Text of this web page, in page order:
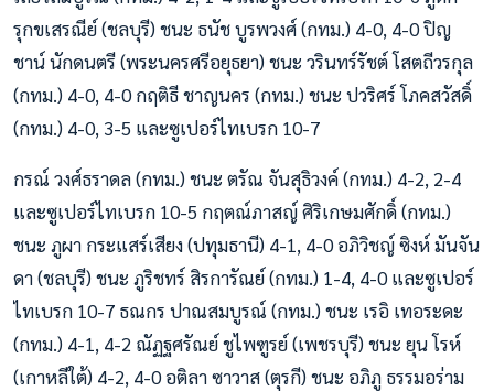
รุกขเสรณีย์ (ชลบุรี) ชนะ ธนัช บูรพวงศ์ (กทม.) 4-0, 4-0 ปิญ
ชาน์ นักดนตรี (พระนครศรีอยุธยา) ชนะ วรินทร์รัชต์ โสตถีวรกุล
(กทม.) 4-0, 4-0 กฤติธี ชาญนคร (กทม.) ชนะ ปวริศร์ โภคสวัสดิ์
(กทม.) 4-0, 3-5 และซูเปอร์ไทเบรก 10-7
กรณ์​ วงศ์​ธราดล (กทม.) ชนะ ตรัณ จันสุธิวงค์ (กทม.) 4-2, 2-4
และซูเปอร์ไทเบรก 10-5 กฤตณ์ภาสญ์ ศิริเกษมศักดิ์ (กทม.)
ชนะ ภูผา กระแสร์เสียง (ปทุมธานี) 4-1, 4-0 อภิวิชญ์ ซิงห์ มันจัน
ดา (ชลบุรี) ชนะ ภูริชทร์ สิรการัณย์ (กทม.) 1-4, 4-0 และซูเปอร์
ไทเบรก 10-7 ธณกร ปาณสมบูรณ์ (กทม.) ชนะ เรอิ เทอระดะ
(กทม.) 4-1, 4-2 ณัฏฐศรัณย์ ชูไพฑูรย์ (เพชรบุรี) ชนะ ยุน โรห์
(เกาหลีใต้) 4-2, 4-0 อติลา ซาวาส (ตุรกี) ชนะ อภิภู ธรรมอร่าม